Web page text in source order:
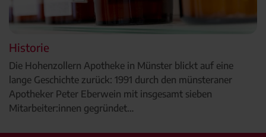
Historie
Die Hohenzollern Apotheke in Münster blickt auf eine
lange Geschichte zurück: 1991 durch den münsteraner
Apotheker Peter Eberwein mit insgesamt sieben
Mitarbeiter:innen gegründet…